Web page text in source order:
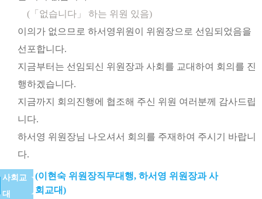
(「없습니다」 하는 위원 있음)
이의가 없으므로 하서영위원이 위원장으로 선임되었음을
선포합니다.
지금부터는 선임되신 위원장과 사회를 교대하여 회의를 진
행하겠습니다.
지금까지 회의진행에 협조해 주신 위원 여러분께 감사드립
니다.
하서영 위원장님 나오셔서 회의를 주재하여 주시기 바랍니
다.
사회교
대
(이현숙 위원장직무대행, 하서영 위원장과 사
회교대)